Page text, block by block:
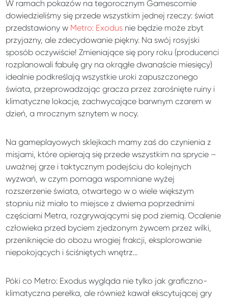
W ramach pokazów na tegorocznym Gamescomie
dowiedzieliśmy się przede wszystkim jednej rzeczy: świat
przedstawiony w Metro: Exodus nie będzie może zbyt
przyjazny, ale zdecydowanie piękny. Na swój rosyjski
sposób oczywiście! Zmieniające się pory roku (producenci
rozplanowali fabułę gry na okrągłe dwanaście miesięcy)
idealnie podkreślają wszystkie uroki zapuszczonego
świata, przeprowadzając gracza przez zarośnięte ruiny i
klimatyczne lokacje, zachwycające barwnym czarem w
dzień, a mrocznym sznytem w nocy.
Na gameplayowych sklejkach mamy zaś do czynienia z
misjami, które opierają się przede wszystkim na sprycie –
uważnej grze i taktycznym podejściu do kolejnych
wyzwań, w czym pomaga wspomniane wyżej
rozszerzenie świata, otwartego w o wiele większym
stopniu niż miało to miejsce z dwiema poprzednimi
częściami Metra, rozgrywającymi się pod ziemią. Ocalenie
człowieka przed byciem zjedzonym żywcem przez wilki,
przeniknięcie do obozu wrogiej frakcji, eksplorowanie
niepokojących i ściśniętych wnętrz…
Póki co Metro: Exodus wygląda nie tylko jak graficzno-
klimatyczna perełka, ale również kawał ekscytującej gry